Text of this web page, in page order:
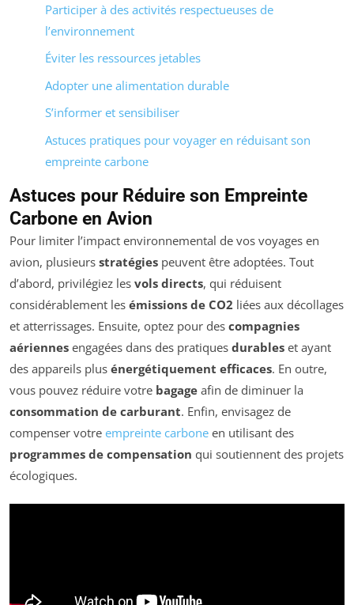
Participer à des activités respectueuses de
l’environnement
Éviter les ressources jetables
Adopter une alimentation durable
S’informer et sensibiliser
Astuces pratiques pour voyager en réduisant son
empreinte carbone
Astuces pour Réduire son Empreinte
Carbone en Avion
Pour limiter l’impact environnemental de vos voyages en
avion, plusieurs stratégies peuvent être adoptées. Tout
d’abord, privilégiez les vols directs, qui réduisent
considérablement les émissions de CO2 liées aux décollages
et atterrissages. Ensuite, optez pour des compagnies
aériennes engagées dans des pratiques durables et ayant
des appareils plus énergétiquement efficaces. En outre,
vous pouvez réduire votre bagage afin de diminuer la
consommation de carburant. Enfin, envisagez de
compenser votre empreinte carbone en utilisant des
programmes de compensation qui soutiennent des projets
écologiques.